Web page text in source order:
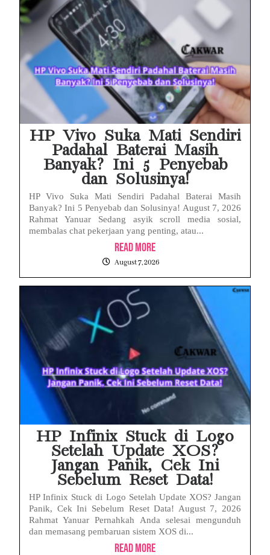
HP Vivo Suka Mati Sendiri
Padahal Baterai Masih
Banyak? Ini 5 Penyebab
dan Solusinya!
HP Vivo Suka Mati Sendiri Padahal Baterai Masih
Banyak? Ini 5 Penyebab dan Solusinya! August 7, 2026
Rahmat Yanuar Sedang asyik scroll media sosial,
membalas chat pekerjaan yang penting, atau...
Read More
August 7, 2026
HP Infinix Stuck di Logo
Setelah Update XOS?
Jangan Panik, Cek Ini
Sebelum Reset Data!
HP Infinix Stuck di Logo Setelah Update XOS? Jangan
Panik, Cek Ini Sebelum Reset Data! August 7, 2026
Rahmat Yanuar Pernahkah Anda selesai mengunduh
dan memasang pembaruan sistem XOS di...
Read More